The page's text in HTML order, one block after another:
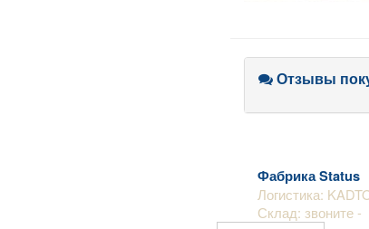
Отзывы
Фабрика Status
Логистика:
Склад: звоните -